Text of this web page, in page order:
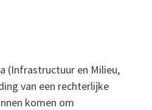
(Infrastructuur en Milieu,
van een rechterlijke
komen om